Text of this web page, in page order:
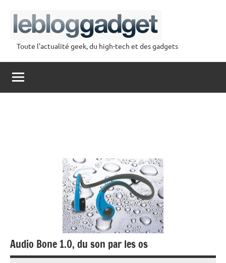
contenu
lebloggadget
Toute l'actualité geek, du high-tech et des gadgets
Audio Bone 1.0, du son par les os